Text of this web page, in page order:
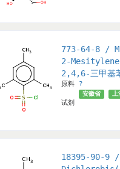
北京市
773-64-8 /
2-
2,4,6-三甲基
原料 ?
试剂
安徽省
18395-90-9 /